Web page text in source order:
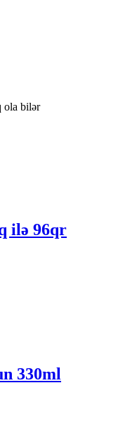
ola bilər
ilə 96qr
330ml